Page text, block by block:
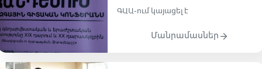
ԳԱԱ-ում կայացել է
Մանրամասներ